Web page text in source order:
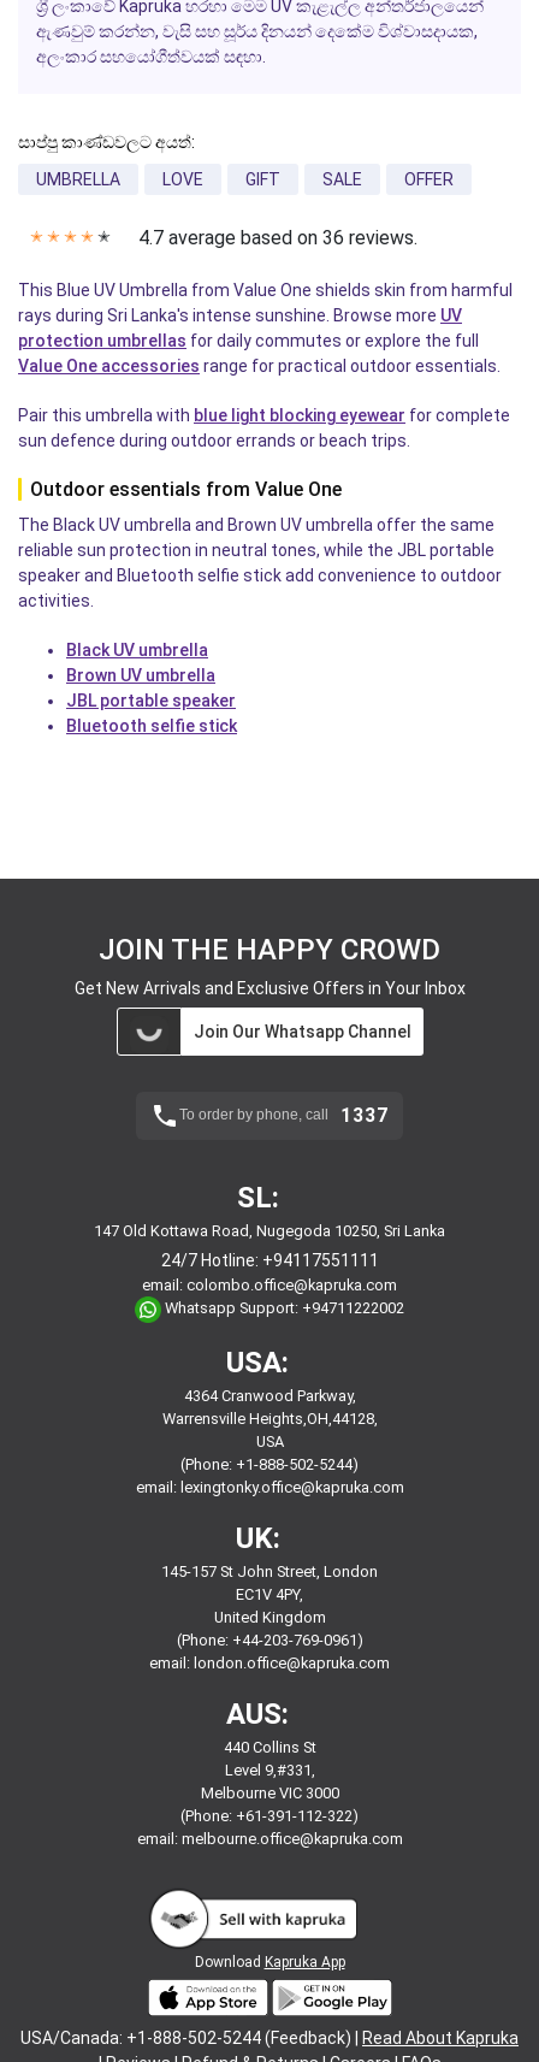
ශ්‍රී ලංකාවේ Kapruka හරහා මෙම UV කැළැල්ල අන්තර්ජාලයෙන්
ඇණවුම් කරන්න, වැසි සහ සූර්ය දිනයන් දෙකේම විශ්වාසදායක,
අලංකාර සහයෝගීත්වයක් සඳහා.
සාප්පු කාණ්ඩවලට අයත්:
UMBRELLA
LOVE GIFT SALE OFFER
✭ ✭ ✭ ✭ ✭ 4.7 average based on 36 reviews.
This Blue UV Umbrella from Value One shields skin from harmful
rays during Sri Lanka's intense sunshine. Browse more UV
protection umbrellas for daily commutes or explore the full
Value One accessories range for practical outdoor essentials.
Pair this umbrella with blue light blocking eyewear for complete
sun defence during outdoor errands or beach trips.
Outdoor essentials from Value One
The Black UV umbrella and Brown UV umbrella offer the same
reliable sun protection in neutral tones, while the JBL portable
speaker and Bluetooth selfie stick add convenience to outdoor
activities.
Black UV umbrella
Brown UV umbrella
JBL portable speaker
Bluetooth selfie stick
JOIN THE HAPPY CROWD
Get New Arrivals and Exclusive Offers in Your Inbox
Join Our Whatsapp Channel
To order by phone, call 1337
SL:
147 Old Kottawa Road, Nugegoda 10250, Sri Lanka
24/7 Hotline: +94117551111
email: colombo.office@kapruka.com
Whatsapp Support: +94711222002
USA:
4364 Cranwood Parkway,
Warrensville Heights,OH,44128,
USA
(Phone: +1-888-502-5244)
email: lexingtonky.office@kapruka.com
UK:
145-157 St John Street, London
EC1V 4PY,
United Kingdom
(Phone: +44-203-769-0961)
email: london.office@kapruka.com
AUS:
440 Collins St
Level 9,#331,
Melbourne VIC 3000
(Phone: +61-391-112-322)
email: melbourne.office@kapruka.com
Download Kapruka App
USA/Canada: +1-888-502-5244 (Feedback) |
Read About Kapruka